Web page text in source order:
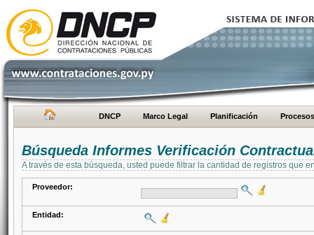
DNCP Marco Legal Planificación Procesos
Búsqueda Informes Verificación
A través de esta búsqueda, usted puede filtrar la cantidad de registros que
Proveedor:
Entidad: